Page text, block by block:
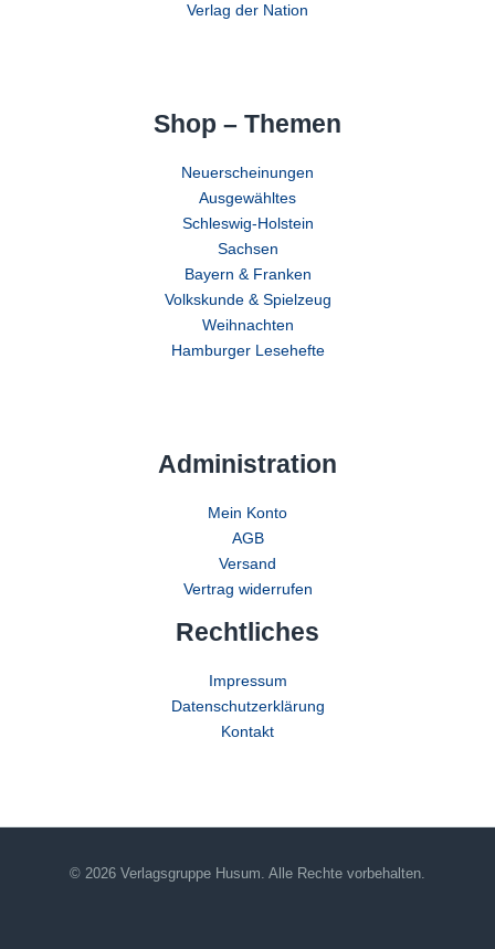
Verlag der Nation
Shop – Themen
Neuerscheinungen
Ausgewähltes
Schleswig-Holstein
Sachsen
Bayern & Franken
Volkskunde & Spielzeug
Weihnachten
Hamburger Lesehefte
Administration
Mein Konto
AGB
Versand
Vertrag widerrufen
Rechtliches
Impressum
Datenschutzerklärung
Kontakt
© 2026 Verlagsgruppe Husum. Alle Rechte vorbehalten.